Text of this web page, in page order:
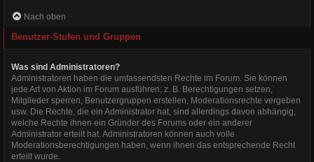
Nach oben
Benutzer-Stufen und Gruppen
Was sind Administratoren?
Administratoren haben die umfassendsten Rechte im Forum. Sie können
jede Art von Aktion im Forum ausführen; z. B. Berechtigungen setzen,
Mitglieder sperren, Benutzergruppen erstellen, Moderationsrechte vergeben
usw. Die Rechte, die ein Administrator hat, sind allerdings davon abhängig,
welche Rechte ihnen ein Gründer des Forums oder ein anderer
Administrator erteilt hat. Administratoren können auch volle
Moderationsberechtigungen haben, wenn ihnen das entsprechende Recht
erteilt wurde.